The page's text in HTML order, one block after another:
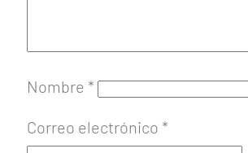
Nombre *
Correo electrónico *